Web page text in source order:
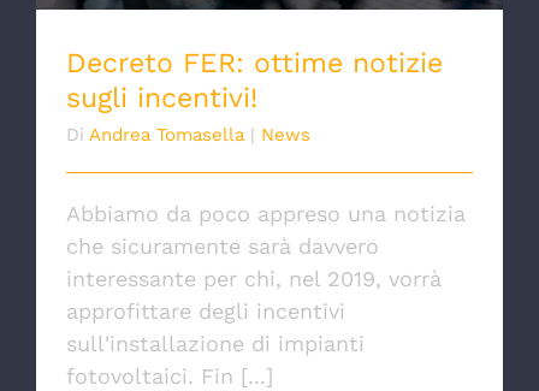
Decreto FER: ottime notizie
sugli incentivi!
Di Andrea Tomasella News
Abbiamo da poco appreso una notizia
che sicuramente sarà davvero
interessante per chi, nel 2019, vorrà
approfittare degli incentivi
sull'installazione di impianti
fotovoltaici. Fin [...]